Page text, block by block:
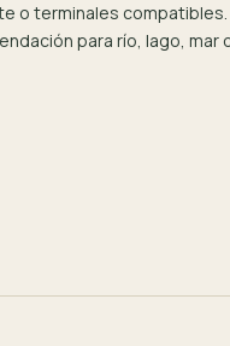
o terminales compatibles.
para río, lago, mar